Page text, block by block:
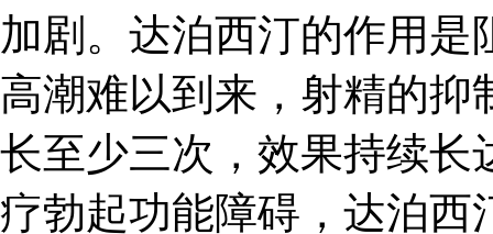
加剧。达泊西汀的作用
高潮难以到来，射精的抑
长至少三次，效果持续长
疗勃起功能障碍，达泊西